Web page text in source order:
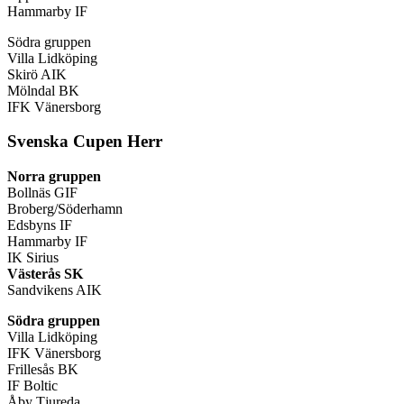
Hammarby IF
Södra gruppen
Villa Lidköping
Skirö AIK
Mölndal BK
IFK Vänersborg
Svenska Cupen Herr
Norra gruppen
Bollnäs GIF
Broberg/Söderhamn
Edsbyns IF
Hammarby IF
IK Sirius
Västerås SK
Sandvikens AIK
Södra gruppen
Villa Lidköping
IFK Vänersborg
Frillesås BK
IF Boltic